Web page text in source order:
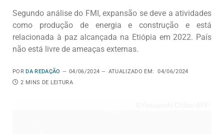
Segundo análise do FMI, expansão se deve a atividades
como produção de energia e construção e está
relacionada à paz alcançada na Etiópia em 2022. País
não está livre de ameaças externas.
POR DA REDAÇÃO 04/06/2024 ATUALIZADO EM:
04/06/2024
2 MINS DE LEITURA